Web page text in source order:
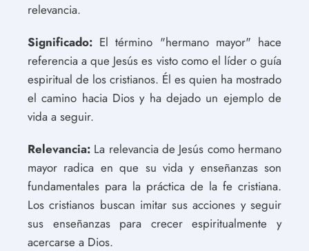
relevancia.
Significado: El término "hermano mayor" hace
referencia a que Jesús es visto como el líder o guía
espiritual de los cristianos. Él es quien ha mostrado
el camino hacia Dios y ha dejado un ejemplo de
vida a seguir.
Relevancia: La relevancia de Jesús como hermano
mayor radica en que su vida y enseñanzas son
fundamentales para la práctica de la fe cristiana.
Los cristianos buscan imitar sus acciones y seguir
sus enseñanzas para crecer espiritualmente y
acercarse a Dios.